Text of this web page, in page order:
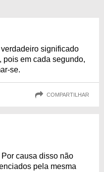
significado
pois em cada segundo,
se.
COMPARTILHAR
causa disso não
pela mesma